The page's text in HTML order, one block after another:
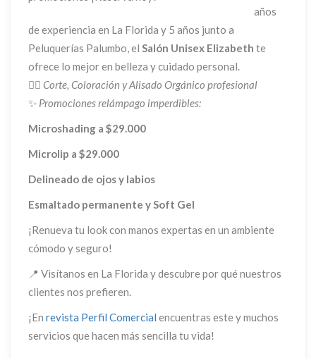
años
de experiencia en La Florida y 5 años junto a
Peluquerías Palumbo, el Salón Unisex Elizabeth te
ofrece lo mejor en belleza y cuidado personal.
💇‍♀️ Corte, Coloración y Alisado Orgánico profesional
✨ Promociones relámpago imperdibles:
Microshading a $29.000
Microlip a $29.000
Delineado de ojos y labios
Esmaltado permanente y Soft Gel
¡Renueva tu look con manos expertas en un ambiente
cómodo y seguro!
📍 Visítanos en La Florida y descubre por qué nuestros
clientes nos prefieren.
¡En revista Perfil Comercial encuentras este y muchos
servicios que hacen más sencilla tu vida!